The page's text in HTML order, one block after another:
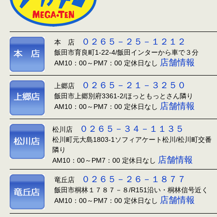
本 店 ０２６５－２５－１２１２
飯田市育良町1-22-4/飯田インターから車で３分
AM10：00～PM7：00 定休日なし 店舗情報
上郷店 ０２６５－２１－３２５０
飯田市上郷別府3361-2/ほっともっとさん隣り
AM10：00～PM7：00 定休日なし 店舗情報
松川店 ０２６５－３４－１１３５
松川町元大島1803-1ソフィアケート松川/松川町交番
隣り
AM10：00～PM7：00 定休日なし 店舗情報
竜丘店 ０２６５－２６－１８７７
飯田市桐林１７８７－８/R151沿い・桐林信号近く
AM10：00～PM7：00 定休日なし 店舗情報